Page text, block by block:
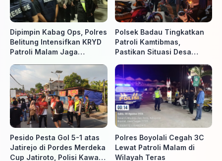
Dipimpin Kabag Ops, Polres
Belitung Intensifkan KRYD
Patroli Malam Jaga
Polsek Badau Tingkatkan
Patroli Kamtibmas,
Pastikan Situasi Desa
Pesido Pesta Gol 5-1 atas
Jatirejo di Pordes Merdeka
Cup Jatiroto, Polisi Kawal
Polres Boyolali Cegah 3C
Lewat Patroli Malam di
Wilayah Teras